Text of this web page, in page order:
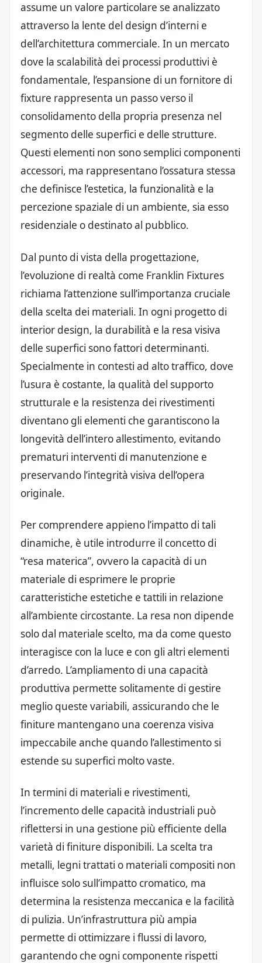
assume un valore particolare se analizzato
attraverso la lente del design d’interni e
dell’architettura commerciale. In un mercato
dove la scalabilità dei processi produttivi è
fondamentale, l’espansione di un fornitore di
fixture rappresenta un passo verso il
consolidamento della propria presenza nel
segmento delle superfici e delle strutture.
Questi elementi non sono semplici componenti
accessori, ma rappresentano l’ossatura stessa
che definisce l’estetica, la funzionalità e la
percezione spaziale di un ambiente, sia esso
residenziale o destinato al pubblico.
Dal punto di vista della progettazione,
l’evoluzione di realtà come Franklin Fixtures
richiama l’attenzione sull’importanza cruciale
della scelta dei materiali. In ogni progetto di
interior design, la durabilità e la resa visiva
delle superfici sono fattori determinanti.
Specialmente in contesti ad alto traffico, dove
l’usura è costante, la qualità del supporto
strutturale e la resistenza dei rivestimenti
diventano gli elementi che garantiscono la
longevità dell’intero allestimento, evitando
prematuri interventi di manutenzione e
preservando l’integrità visiva dell’opera
originale.
Per comprendere appieno l’impatto di tali
dinamiche, è utile introdurre il concetto di
“resa materica”, ovvero la capacità di un
materiale di esprimere le proprie
caratteristiche estetiche e tattili in relazione
all’ambiente circostante. La resa non dipende
solo dal materiale scelto, ma da come questo
interagisce con la luce e con gli altri elementi
d’arredo. L’ampliamento di una capacità
produttiva permette solitamente di gestire
meglio queste variabili, assicurando che le
finiture mantengano una coerenza visiva
impeccabile anche quando l’allestimento si
estende su superfici molto vaste.
In termini di materiali e rivestimenti,
l’incremento delle capacità industriali può
riflettersi in una gestione più efficiente della
varietà di finiture disponibili. La scelta tra
metalli, legni trattati o materiali compositi non
influisce solo sull’impatto cromatico, ma
determina la resistenza meccanica e la facilità
di pulizia. Un’infrastruttura più ampia
permette di ottimizzare i flussi di lavoro,
garantendo che ogni componente rispetti